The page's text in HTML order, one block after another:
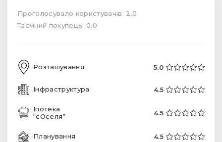
Проголосувало користувачів: 2.0
Таємний покупець: 0.0
Розташування 5.0
Інфраструктура 4.5
Іпотека
“єОселя”
4.5
Планування 4.5